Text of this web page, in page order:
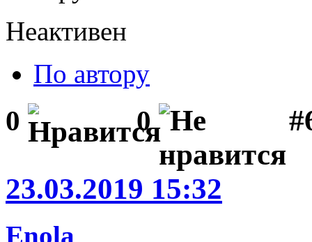
Неактивен
По автору
0 0
23.03.2019 15:32
Enola